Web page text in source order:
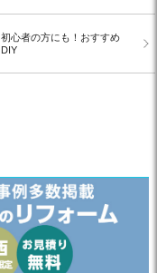
初心者の方にも！おすすめ
DIY